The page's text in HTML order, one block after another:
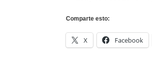
Comparte esto:
X Facebook